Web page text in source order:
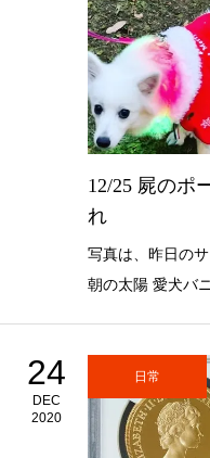
12/25 屍のポ
れ
写真は、昨日の
朝の太陽 愛犬バ
24
DEC
2020
日常